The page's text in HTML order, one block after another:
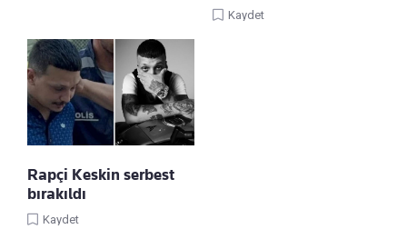
Kaydet
Rapçi Keskin serbest
bırakıldı
Kaydet